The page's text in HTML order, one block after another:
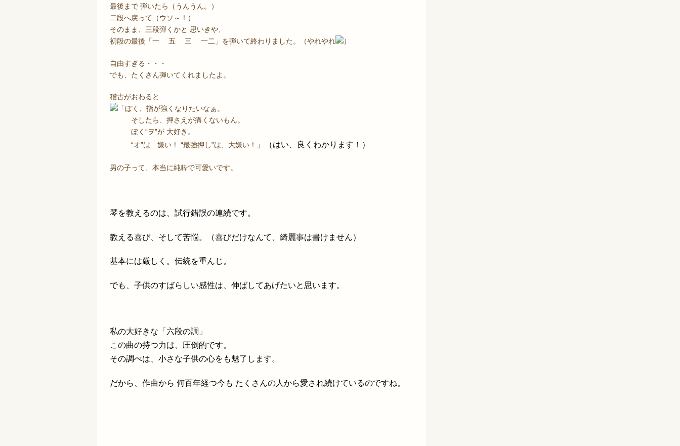
最後まで 弾いたら（うんうん。）
二段へ戻って（ウソ～！）
そのまま、三段弾くかと 思いきや、
初段の最後「一 五 三 一二」を弾いて終わりました。（やれやれ
）
自由すぎる・・・
でも、たくさん弾いてくれましたよ。
稽古がおわると
「ぼく、指が強くなりたいなぁ。
そしたら、押さえが痛くないもん。
ぼく“ヲ”が 大好き。
“オ”は 嫌い！ “最強押し”は、大嫌い！
」（はい、良くわかります！）
男の子って、本当に純粋で可愛いです。
琴を教えるのは、試行錯誤の連続です。
教える喜び、そして苦悩。（喜びだけなんて、綺麗事は書けません）
基本には厳しく。伝統を重んじ。
でも、子供のすばらしい感性は、伸ばしてあげたいと思います。
私の大好きな「六段の調」
この曲の持つ力は、圧倒的です。
その調べは、小さな子供の心をも魅了します。
だから、作曲から 何百年経つ今も たくさんの人から愛され続けているのですね。